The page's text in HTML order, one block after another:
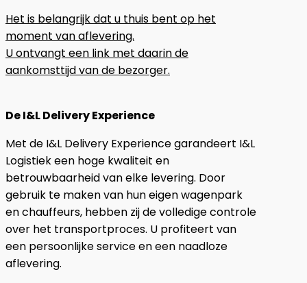
Het is belangrijk dat u thuis bent op het
moment van aflevering.
U ontvangt een link met daarin de
aankomsttijd van de bezorger.
De I&L Delivery Experience
Met de I&L Delivery Experience garandeert I&L
Logistiek een hoge kwaliteit en
betrouwbaarheid van elke levering. Door
gebruik te maken van hun eigen wagenpark
en chauffeurs, hebben zij de volledige controle
over het transportproces. U profiteert van
een persoonlijke service en een naadloze
aflevering.